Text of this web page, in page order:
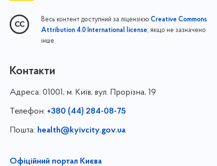
Весь контент доступний за ліцензією Creative Commons
Attribution 4.0 International license, якщо не зазначено
інше
Контакти
Адреса: 01001, м. Київ, вул. Прорізна, 19
Телефон: +380 (44) 284-08-75
Пошта: health@kyivcity.gov.ua
Офіційний портал Києва